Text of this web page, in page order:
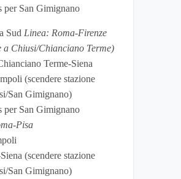
per San Gimignano
Sud Linea: Roma-Firenze
a Chiusi/Chianciano Terme)
Terme-Siena
(scendere stazione
San Gimignano)
per San Gimignano
Pisa
(scendere stazione
San Gimignano)